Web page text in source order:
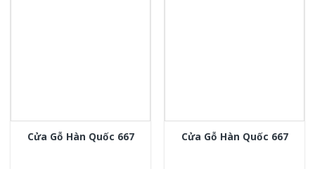
Cửa Gỗ Hàn Quốc 667 Cửa Gỗ Hàn Quốc 667